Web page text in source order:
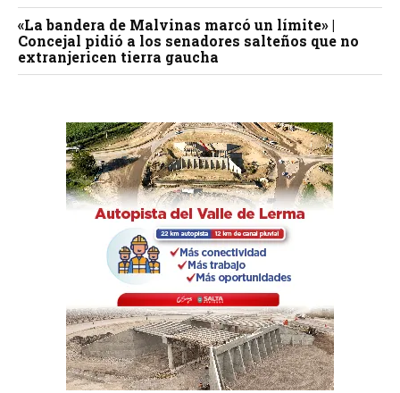
«La bandera de Malvinas marcó un límite» |
Concejal pidió a los senadores salteños que no
extranjericen tierra gaucha